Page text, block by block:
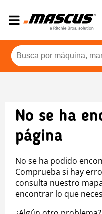
No se ha
página
No se ha podido
Comprueba si hay
consulta nuestro
encontrar lo que